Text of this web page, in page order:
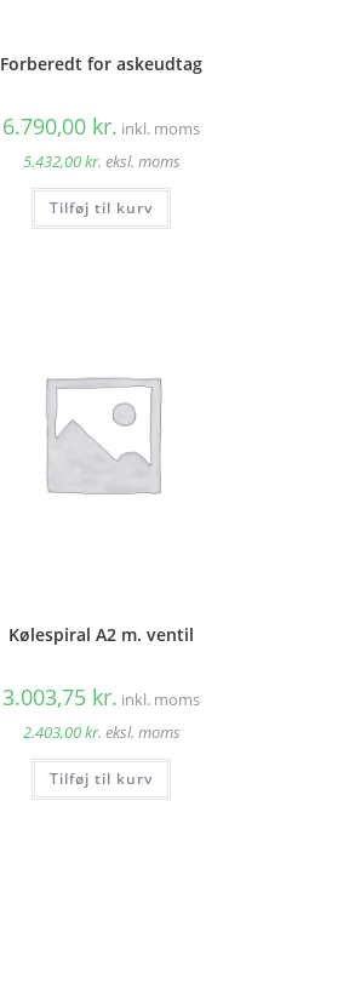
Forberedt for askeudtag
6.790,00 kr. inkl. moms
5.432,00kr. eksl. moms
Tilføj til kurv
Kølespiral A2 m. ventil
3.003,75 kr. inkl. moms
2.403,00kr. eksl. moms
Tilføj til kurv